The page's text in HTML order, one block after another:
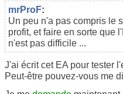
mrProF:
Un peu n'a pas compris le
profit, et faire en sorte que
n'est pas difficile ...
J'ai écrit cet EA pour tester
Peut-être pouvez-vous me